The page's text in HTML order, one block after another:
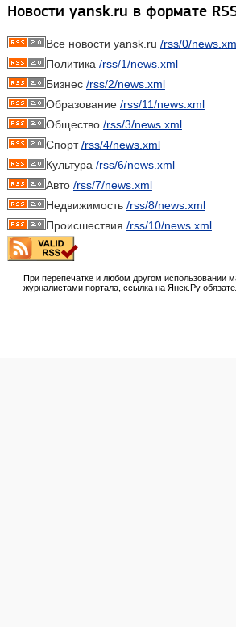
Новости yansk.ru в формате
Все новости yansk.ru /rss/0/
Политика /rss/1/news.xml
Бизнес /rss/2/news.xml
Образование /rss/11/news.xml
Общество /rss/3/news.xml
Спорт/rss/4/news.xml
Культура /rss/6/news.xml
Авто /rss/7/news.xml
Недвижимость /rss/8/news.xml
Происшествия /rss/10/news.xml
При перепечатке и любом другом использовании
журналистами портала, ссылка на Янск.Ру